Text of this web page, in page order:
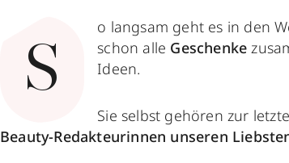
S
o langsam geht es in den
schon alle Geschenke
Ideen.
Sie selbst gehören zur
Beauty-Redakteurinnen unseren